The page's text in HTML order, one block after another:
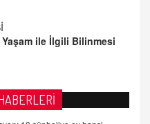
ve dijital hukukun